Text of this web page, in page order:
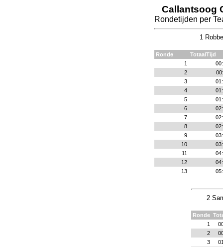
Callantsoog
Rondetijden per
1
Ronde
TotaalTijd
1
2
3
4
5
6
7
8
9
10
11
12
13
2
Ronde
1
2
3